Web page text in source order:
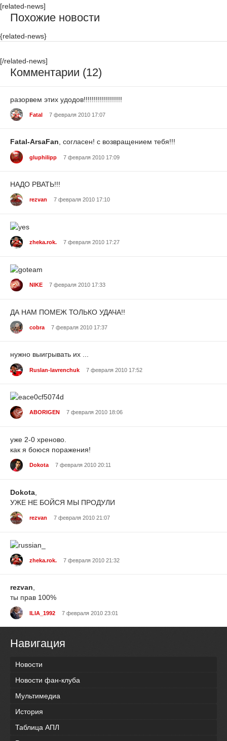
[related-news]
Похожие новости
{related-news}
[/related-news]
Комментарии (12)
разорвем этих удодов!!!!!!!!!!!!!!!!!!!
Fatal 7 февраля 2010 17:07
Fatal-ArsaFan, согласен! с возвращением тебя!!!
gluphilipp 7 февраля 2010 17:09
НАДО РВАТЬ!!!
rezvan 7 февраля 2010 17:10
zheka.rok. 7 февраля 2010 17:27
NIKE 7 февраля 2010 17:33
ДА НАМ ПОМЕЖ ТОЛЬКО УДАЧА!!
cobra 7 февраля 2010 17:37
нужно выигрывать их ...
Ruslan-lavrenchuk 7 февраля 2010 17:52
ABORIGEN 7 февраля 2010 18:06
уже 2-0 хреново.
как я боюся поражения!
Dokota 7 февраля 2010 20:11
Dokota
УЖЕ НЕ БОЙСЯ МЫ ПРОДУЛИ
rezvan 7 февраля 2010 21:07
zheka.rok. 7 февраля 2010 21:32
rezvan,
ты прав 100%
ILIA_1992 7 февраля 2010 23:01
Навигация
Новости
Новости фан-клуба
Мультимедиа
История
Таблица АПЛ